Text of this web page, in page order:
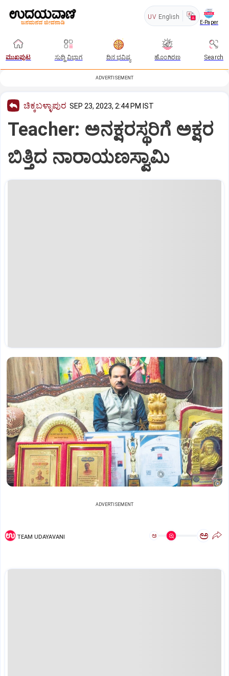
UV English
E-Paper
ಮುಖಪುಟ ಸುದ್ದಿ ವಿಭಾಗ ದಿನ ಭವಿಷ್ಯ ಹೊಂಗಿರಣ Search
ADVERTISEMENT
ಚಿಕ್ಕಬಳ್ಳಾಪುರ SEP 23, 2023, 2:44 PM IST
Teacher: ಅನಕ್ಷರಸ್ಥರಿಗೆ ಅಕ್ಷರ
ಬಿತ್ತಿದ ನಾರಾಯಣಸ್ವಾಮಿ
ADVERTISEMENT
TEAM UDAYAVANI ಅ ಅ